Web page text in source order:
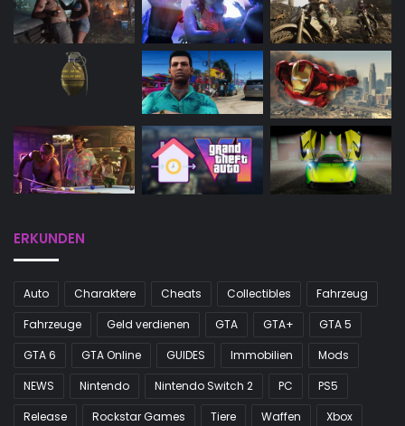
ERKUNDEN
Auto Charaktere Cheats Collectibles
Fahrzeug
Fahrzeuge
Geld verdienen GTA GTA+
GTA 5
GTA 6
GTA Online GUIDES Immobilien
Mods
NEWS
Nintendo Nintendo Switch 2 PC
PS5
Release
Rockstar Games Tiere Waffen Xbox